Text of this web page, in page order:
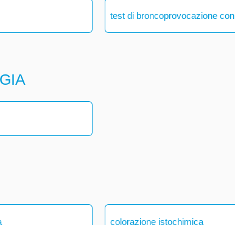
test di broncoprovocazione
colorazione istochimica